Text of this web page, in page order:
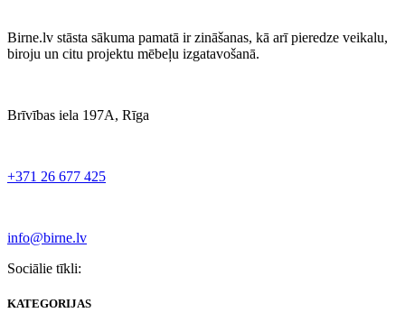
Birne.lv stāsta sākuma pamatā ir zināšanas, kā arī pieredze veikalu,
biroju un citu projektu mēbeļu izgatavošanā.
Brīvības iela 197A, Rīga
+371 26 677 425
info@birne.lv
Sociālie tīkli:
KATEGORIJAS